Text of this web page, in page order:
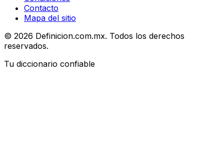
Contacto
Mapa del sitio
© 2026 Definicion.com.mx. Todos los derechos
reservados.
Tu diccionario confiable